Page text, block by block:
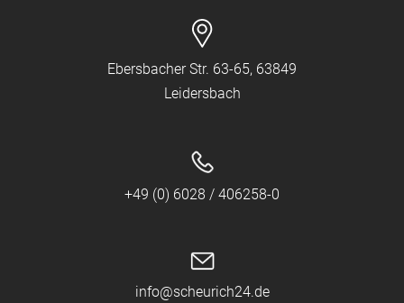
Ebersbacher Str. 63-65, 63849
Leidersbach
+49 (0) 6028 / 406258-0
info@scheurich24.de